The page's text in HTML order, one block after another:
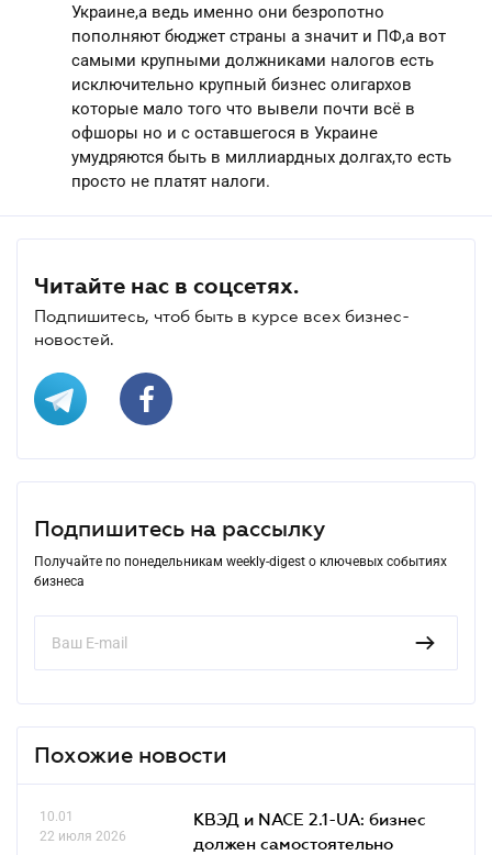
Украине,а ведь именно они безропотно
пополняют бюджет страны а значит и ПФ,а вот
самыми крупными должниками налогов есть
исключительно крупный бизнес олигархов
которые мало того что вывели почти всё в
офшоры но и с оставшегося в Украине
умудряются быть в миллиардных долгах,то есть
просто не платят налоги.
Читайте нас в соцсетях.
Подпишитесь, чтоб быть в курсе всех бизнес-
новостей.
Подпишитесь на рассылку
Получайте по понедельникам weekly-digest о ключевых событиях
бизнеса
Похожие новости
10.01
22 июля 2026
КВЭД и NACE 2.1-UA: бизнес
должен самостоятельно